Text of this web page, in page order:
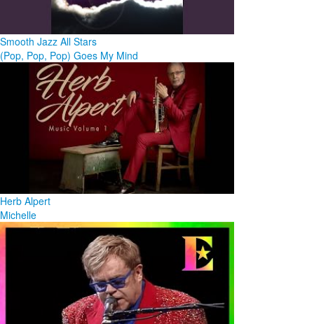
Smooth Jazz All Stars
(Pop, Pop, Pop) Goes My Mind
Herb Alpert
Michelle